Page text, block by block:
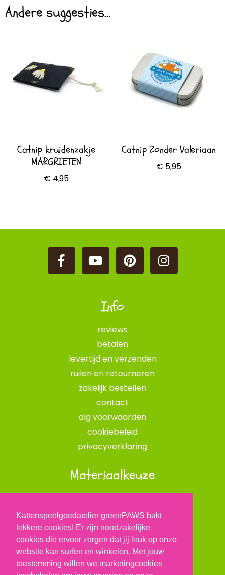
Andere suggesties…
Catnip kruidenzakje
MARGRIETEN
€ 4,95
Catnip Zonder Valeriaan
€ 5,95
Info
reviews
betalen
levertijd en verzenden
ruilen en retourneren
zakelijk bestellen
contact
alg voorwaarden
cookiebeleid
privacyverklaring
Materiaalkeuze
onze stofkeuze
catnip kruiden
BLOG
Kattenspeelgoedatelier greenPAWS bakt
lekkere cookies! Er zijn noodzakelijke
cookies die ervoor zorgen dat jij leuk op onze
website kan surfen en winkelen. Met jouw
toestemming willen we marketingcookies